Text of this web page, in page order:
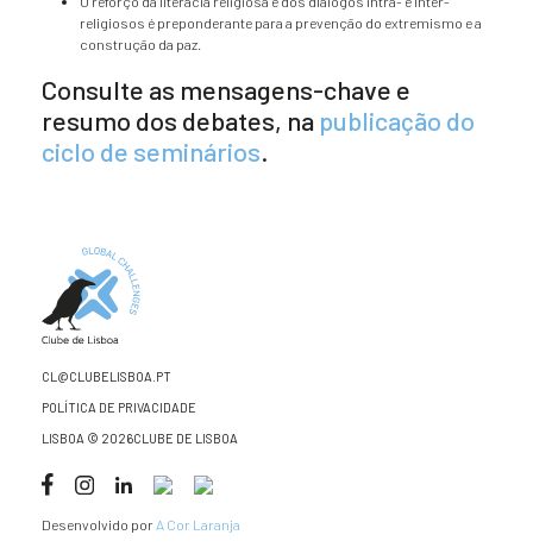
religiosos é preponderante para a prevenção do extremismo e a
construção da paz.
Consulte as mensagens-chave e
resumo dos debates, na publicação do
ciclo de seminários.
CL@CLUBELISBOA.PT
POLÍTICA DE PRIVACIDADE
LISBOA © 2026CLUBE DE LISBOA
Desenvolvido por A Cor Laranja